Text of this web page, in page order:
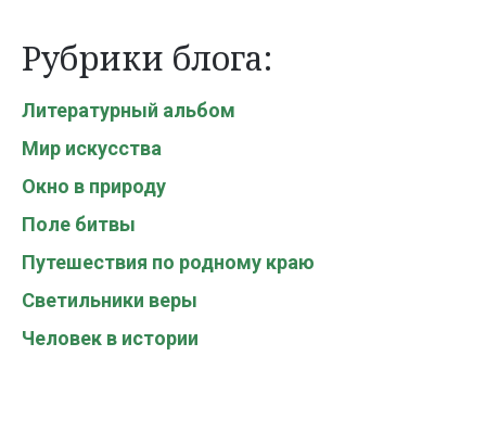
Рубрики блога:
Литературный альбом
Мир искусства
Окно в природу
Поле битвы
Путешествия по родному краю
Светильники веры
Человек в истории